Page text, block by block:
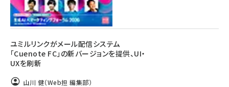
ユミルリンクがメール配信システム
「Cuenote FC」の新バージョンを提供、UI・
UXを刷新
山川 健（Web担 編集部）